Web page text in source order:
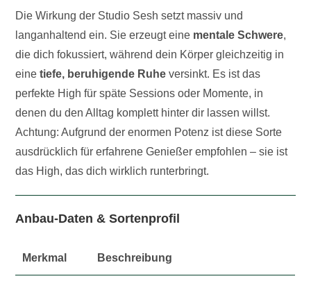
Die Wirkung der Studio Sesh setzt massiv und
langanhaltend ein. Sie erzeugt eine mentale Schwere,
die dich fokussiert, während dein Körper gleichzeitig in
einetiefe, beruhigende Ruhe versinkt. Es ist das
perfekte High für späte Sessions oder Momente, in
denen du den Alltag komplett hinter dir lassen willst.
Achtung: Aufgrund der enormen Potenz ist diese Sorte
ausdrücklich für erfahrene Genießer empfohlen – sie ist
das High, das dich wirklich runterbringt.
Anbau-Daten & Sortenprofil
Merkmal Beschreibung